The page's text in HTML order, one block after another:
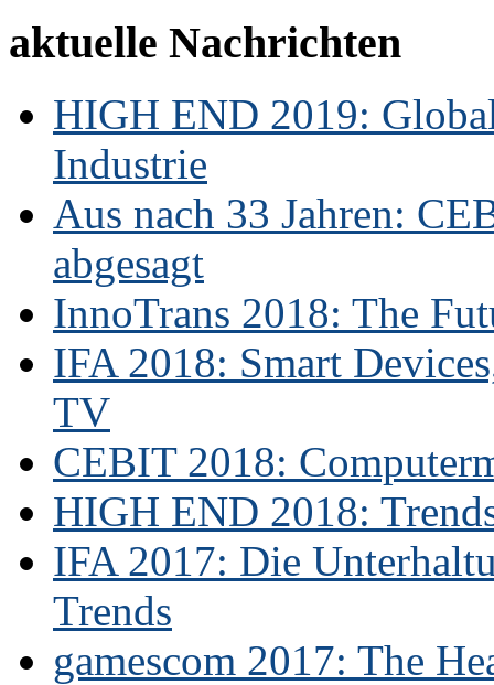
aktuelle Nachrichten
HIGH END 2019:
Industrie
Aus nach 33 Jahren:
abgesagt
InnoTrans 2018: The
IFA 2018: Smart
TV
CEBIT 2018:
HIGH END 2018:
IFA 2017: Die
Trends
gamescom 2017: The